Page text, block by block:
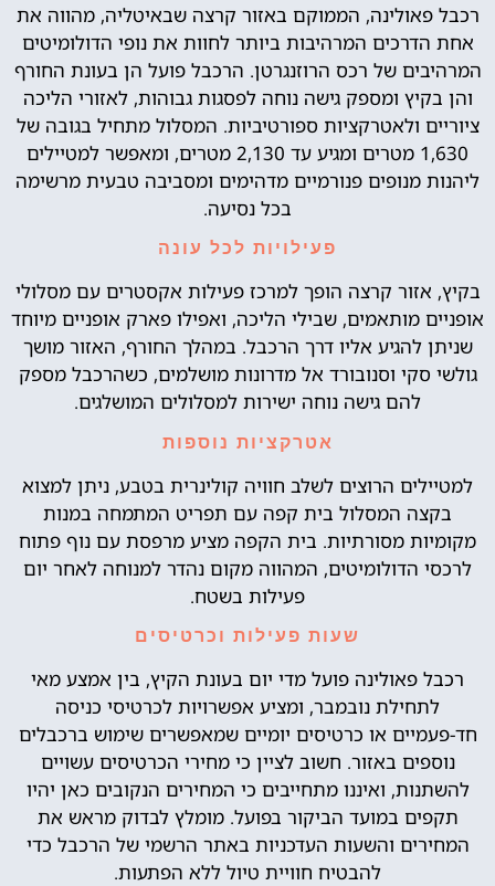
רכבל פאולינה, הממוקם באזור קרצה שבאיטליה, מהווה את
אחת הדרכים המרהיבות ביותר לחוות את נופי הדולומיטים
המרהיבים של רכס הרוזנגרטן. הרכבל פועל הן בעונת החורף
והן בקיץ ומספק גישה נוחה לפסגות גבוהות, לאזורי הליכה
ציוריים ולאטרקציות ספורטיביות. המסלול מתחיל בגובה של
1,630 מטרים ומגיע עד 2,130 מטרים, ומאפשר למטיילים
ליהנות מנופים פנורמיים מדהימים ומסביבה טבעית מרשימה
בכל נסיעה.
פעילויות לכל עונה
בקיץ, אזור קרצה הופך למרכז פעילות אקסטרים עם מסלולי
אופניים מותאמים, שבילי הליכה, ואפילו פארק אופניים מיוחד
שניתן להגיע אליו דרך הרכבל. במהלך החורף, האזור מושך
גולשי סקי וסנובורד אל מדרונות מושלמים, כשהרכבל מספק
להם גישה נוחה ישירות למסלולים המושלגים.
אטרקציות נוספות
למטיילים הרוצים לשלב חוויה קולינרית בטבע, ניתן למצוא
בקצה המסלול בית קפה עם תפריט המתמחה במנות
מקומיות מסורתיות. בית הקפה מציע מרפסת עם נוף פתוח
לרכסי הדולומיטים, המהווה מקום נהדר למנוחה לאחר יום
פעילות בשטח.
שעות פעילות וכרטיסים
רכבל פאולינה פועל מדי יום בעונת הקיץ, בין אמצע מאי
לתחילת נובמבר, ומציע אפשרויות לכרטיסי כניסה
חד-פעמיים או כרטיסים יומיים שמאפשרים שימוש ברכבלים
נוספים באזור. חשוב לציין כי מחירי הכרטיסים עשויים
להשתנות, ואיננו מתחייבים כי המחירים הנקובים כאן יהיו
תקפים במועד הביקור בפועל. מומלץ לבדוק מראש את
המחירים והשעות העדכניות באתר הרשמי של הרכבל כדי
להבטיח חוויית טיול ללא הפתעות.